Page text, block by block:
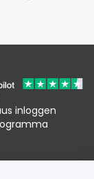
inloggen